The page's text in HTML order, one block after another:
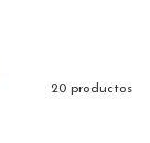
20 productos